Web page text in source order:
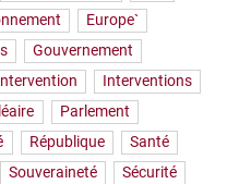
Europe`
Gouvernement
Interventions
Parlement
République
Santé
Souveraineté
Sécurité